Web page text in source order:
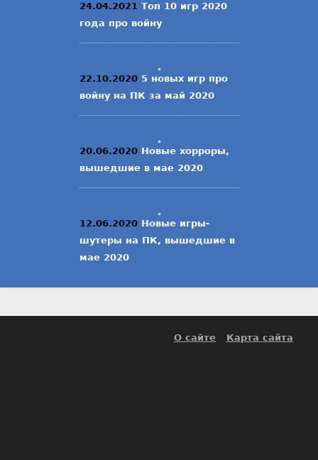
24.04.2021 Топ 10 игр 2020
года про войну
22.10.2020 5 новых игр про
войну на ПК за май 2020
20.06.2020 Новые хорроры,
вышедшие в мае 2020
12.06.2020 Новые игры-
шутеры на ПК, вышедшие в
мае 2020
О сайте Карта сайта